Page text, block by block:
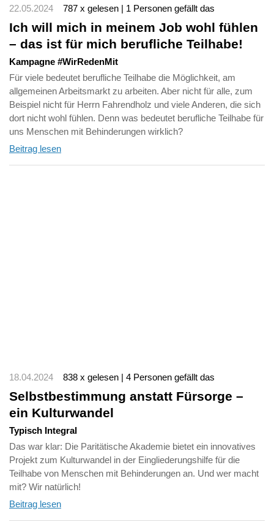
22.05.2024 787 x gelesen | 1 Personen gefällt das
Ich will mich in meinem Job wohl fühlen
– das ist für mich berufliche Teilhabe!
Kampagne #WirRedenMit
Für viele bedeutet berufliche Teilhabe die Möglichkeit, am
allgemeinen Arbeitsmarkt zu arbeiten. Aber nicht für alle, zum
Beispiel nicht für Herrn Fahrendholz und viele Anderen, die sich
dort nicht wohl fühlen. Denn was bedeutet berufliche Teilhabe für
uns Menschen mit Behinderungen wirklich?
Beitrag lesen
18.04.2024 838 x gelesen | 4 Personen gefällt das
Selbstbestimmung anstatt Fürsorge –
ein Kulturwandel
Typisch Integral
Das war klar: Die Paritätische Akademie bietet ein innovatives
Projekt zum Kulturwandel in der Eingliederungshilfe für die
Teilhabe von Menschen mit Behinderungen an. Und wer macht
mit? Wir natürlich!
Beitrag lesen